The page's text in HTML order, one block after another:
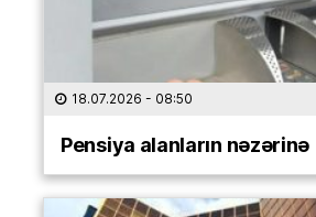
18.07.2026 - 08:50
Pensiya alanların nəzərinə